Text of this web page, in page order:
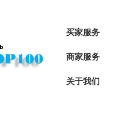
买家服务
商家服务
关于我们